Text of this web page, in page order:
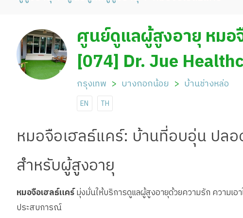
ศูนย์ดูแลผู้สูงอายุ หมอ
[074] Dr. Jue
กรุงเทพ บางกอกน้อย บ้านช่างหล่อ
EN TH
หมอจือเฮลธ์แคร์: บ้านที่อบอุ่น ปล
สำหรับผู้สูงอายุ
หมอจือเฮลธ์แคร์มุ่งมั่นให้บริการดูแลผู้สูงอายุด้วยความรัก ความเอ
ประสบการณ์